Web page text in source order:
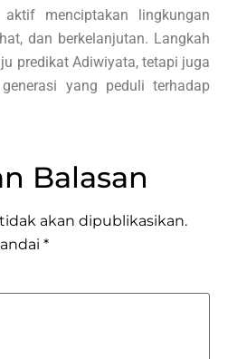
menciptakan lingkungan
dan berkelanjutan. Langkah
predikat Adiwiyata, tetapi juga
yang peduli terhadap
Balasan
akan dipublikasikan.
*